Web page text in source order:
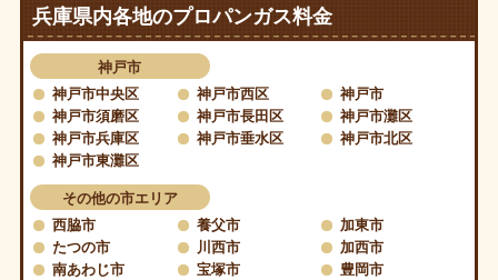
兵庫県内各地のプロパンガス料金
神戸市
神戸市中央区
神戸市西区
神戸市
神戸市須磨区
神戸市長田区
神戸市灘区
神戸市兵庫区
神戸市垂水区
神戸市北区
神戸市東灘区
その他の市エリア
西脇市
養父市
加東市
たつの市
川西市
加西市
南あわじ市
宝塚市
豊岡市